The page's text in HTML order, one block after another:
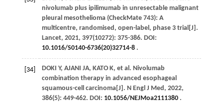
nivolumab plus ipilimumab in unresectable malignant
pleural mesothelioma (CheckMate 743): A
multicentre, randomised, open-label, phase 3 trial[J].
Lancet, 2021, 397(10272): 375-386. DOI:
10.1016/S0140-6736(20)32714-8.
[34] DOKI Y, AJANI JA, KATO K, et al. Nivolumab
combination therapy in advanced esophageal
squamous-cell carcinoma[J]. N Engl J Med, 2022,
386(5): 449-462. DOI: 10.1056/NEJMoa2111380.